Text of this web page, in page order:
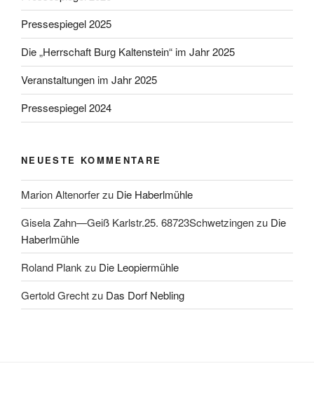
Pressespiegel 2025
Die „Herrschaft Burg Kaltenstein“ im Jahr 2025
Veranstaltungen im Jahr 2025
Pressespiegel 2024
NEUESTE KOMMENTARE
Marion Altenorferzu Die Haberlmühle
Gisela Zahn—Geiß Karlstr.25. 68723Schwetzingenzu Die
Haberlmühle
Roland Plank zu Die Leopiermühle
Gertold Grechtzu Das Dorf Nebling